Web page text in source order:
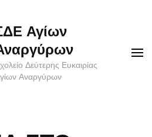
Αγίων
Δεύτερης Ευκαιρίας
Αναργύρων